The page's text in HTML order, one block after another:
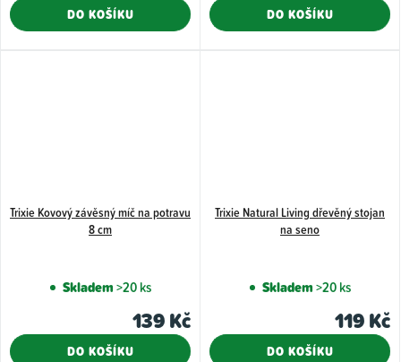
DO KOŠÍKU DO KOŠÍKU
Trixie Kovový závěsný míč na potravu
8 cm
Skladem>20 ks
139 Kč
DO KOŠÍKU
Trixie Natural Living dřevěný stojan
na seno
Skladem>20 ks
119 Kč
DO KOŠÍKU